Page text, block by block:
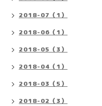
2018-07（1）
2018-06（1）
2018-05（3）
2018-04（1）
2018-03（5）
2018-02（3）